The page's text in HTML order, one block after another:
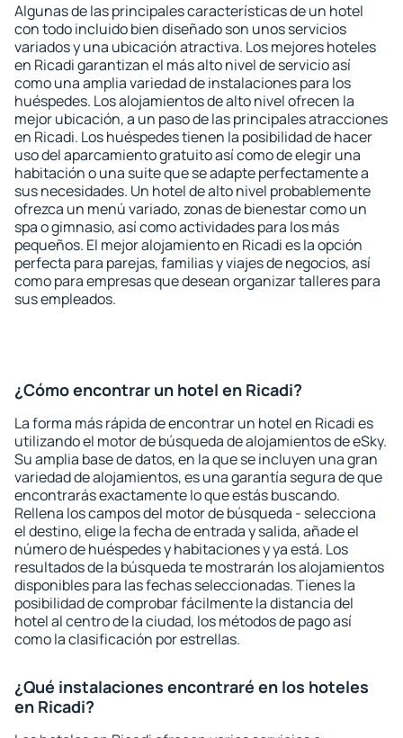
Algunas de las principales características de un hotel
con todo incluido bien diseñado son unos servicios
variados y una ubicación atractiva. Los mejores hoteles
en Ricadi garantizan el más alto nivel de servicio así
como una amplia variedad de instalaciones para los
huéspedes. Los alojamientos de alto nivel ofrecen la
mejor ubicación, a un paso de las principales atracciones
en Ricadi. Los huéspedes tienen la posibilidad de hacer
uso del aparcamiento gratuito así como de elegir una
habitación o una suite que se adapte perfectamente a
sus necesidades. Un hotel de alto nivel probablemente
ofrezca un menú variado, zonas de bienestar como un
spa o gimnasio, así como actividades para los más
pequeños. El mejor alojamiento en Ricadi es la opción
perfecta para parejas, familias y viajes de negocios, así
como para empresas que desean organizar talleres para
sus empleados.
¿Cómo encontrar un hotel en Ricadi?
La forma más rápida de encontrar un hotel en Ricadi es
utilizando el motor de búsqueda de alojamientos de eSky.
Su amplia base de datos, en la que se incluyen una gran
variedad de alojamientos, es una garantía segura de que
encontrarás exactamente lo que estás buscando.
Rellena los campos del motor de búsqueda - selecciona
el destino, elige la fecha de entrada y salida, añade el
número de huéspedes y habitaciones y ya está. Los
resultados de la búsqueda te mostrarán los alojamientos
disponibles para las fechas seleccionadas. Tienes la
posibilidad de comprobar fácilmente la distancia del
hotel al centro de la ciudad, los métodos de pago así
como la clasificación por estrellas.
¿Qué instalaciones encontraré en los hoteles
en Ricadi?